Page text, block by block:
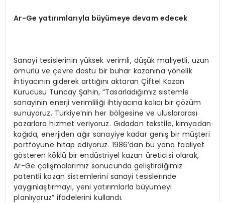
Ar-Ge yatırımlarıyla büyümeye devam edecek
Sanayi tesislerinin yüksek verimli, düşük maliyetli, uzun
ömürlü ve çevre dostu bir buhar kazanına yönelik
ihtiyacının giderek arttığını aktaran Çiftel Kazan
Kurucusu Tuncay Şahin, “Tasarladığımız sistemle
sanayinin enerji verimliliği ihtiyacına kalıcı bir çözüm
sunuyoruz. Türkiye’nin her bölgesine ve uluslararası
pazarlara hizmet veriyoruz. Gıdadan tekstile, kimyadan
kağıda, enerjiden ağır sanayiye kadar geniş bir müşteri
portföyüne hitap ediyoruz. 1986’dan bu yana faaliyet
gösteren köklü bir endüstriyel kazan üreticisi olarak,
Ar-Ge çalışmalarımız sonucunda geliştirdiğimiz
patentli kazan sistemlerini sanayi tesislerinde
yaygınlaştırmayı, yeni yatırımlarla büyümeyi
planlıyoruz” ifadelerini kullandı.